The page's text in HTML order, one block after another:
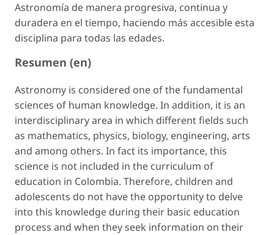
Astronomía de manera progresiva, continua y
duradera en el tiempo, haciendo más accesible esta
disciplina para todas las edades.
Resumen (en)
Astronomy is considered one of the fundamental
sciences of human knowledge. In addition, it is an
interdisciplinary area in which different fields such
as mathematics, physics, biology, engineering, arts
and among others. In fact its importance, this
science is not included in the curriculum of
education in Colombia. Therefore, children and
adolescents do not have the opportunity to delve
into this knowledge during their basic education
process and when they seek information on their